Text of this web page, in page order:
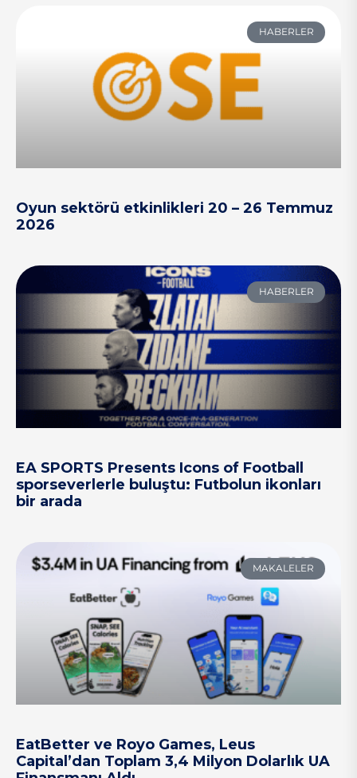
HABERLER
Oyun sektörü etkinlikleri 20 – 26 Temmuz
2026
HABERLER
EA SPORTS Presents Icons of Football
sporseverlerle buluştu: Futbolun ikonları
bir arada
MAKALELER
EatBetter ve Royo Games, Leus
Capital’dan Toplam 3,4 Milyon Dolarlık UA